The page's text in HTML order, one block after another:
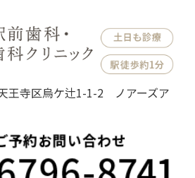
王寺区烏ケ辻1-1-2 ノアーズア